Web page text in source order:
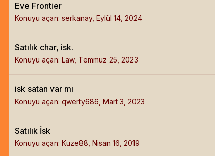
Eve Frontier
Konuyu açan: serkanay, Eylül 14, 2024
Satılık char, isk.
Konuyu açan: Law, Temmuz 25, 2023
isk satan var mı
Konuyu açan: qwerty686 Mart 3, 2023
Satılık İsk
Konuyu açan: Kuze88 Nisan 16, 2019